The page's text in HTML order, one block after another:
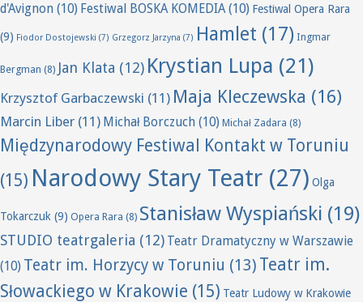
d'Avignon (10) Festiwal BOSKA KOMEDIA (10) Festiwal Opera Rara
(9) Fiodor Dostojewski (7) Grzegorz Jarzyna (7) Hamlet (17) Ingmar
Bergman (8) Jan Klata (12) Krystian Lupa (21)
Krzysztof Garbaczewski (11) Maja Kleczewska (16)
Marcin Liber (11) Michał Borczuch (10) Michał Zadara (8)
Międzynarodowy Festiwal Kontakt w Toruniu
(15) Narodowy Stary Teatr (27) Olga
Tokarczuk (9) Opera Rara (8) Stanisław Wyspiański (19)
STUDIO teatrgaleria (12) Teatr Dramatyczny w Warszawie
(10) Teatr im. Horzycy w Toruniu (13) Teatr im.
Słowackiego w Krakowie (15) Teatr Ludowy w Krakowie